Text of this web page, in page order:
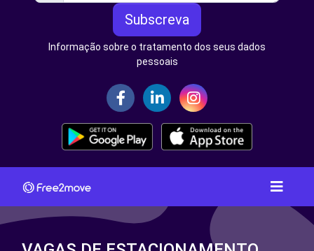
Subscreva
Informação sobre o tratamento dos seus dados
pessoais